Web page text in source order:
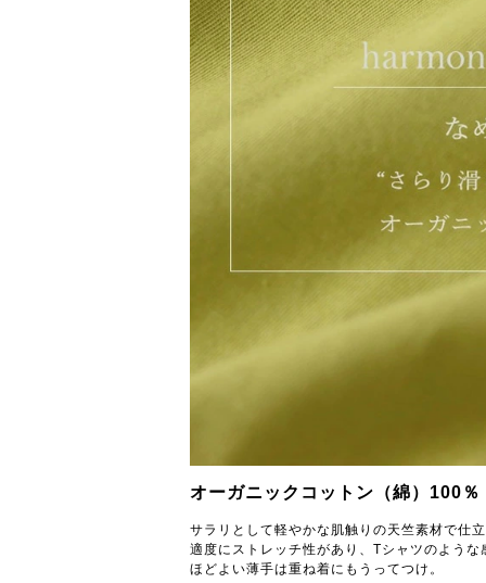
オーガニックコットン（綿）100％
サラリとして軽やかな肌触りの天竺素材で仕
適度にストレッチ性があり、Tシャツのよう
ほどよい薄手は重ね着にもうってつけ。